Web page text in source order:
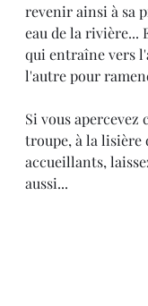
revenir ainsi à sa
eau de la rivière...
qui entraîne vers
l'autre pour
Si vous apercevez
troupe, à la lisière
accueillants,
aussi...